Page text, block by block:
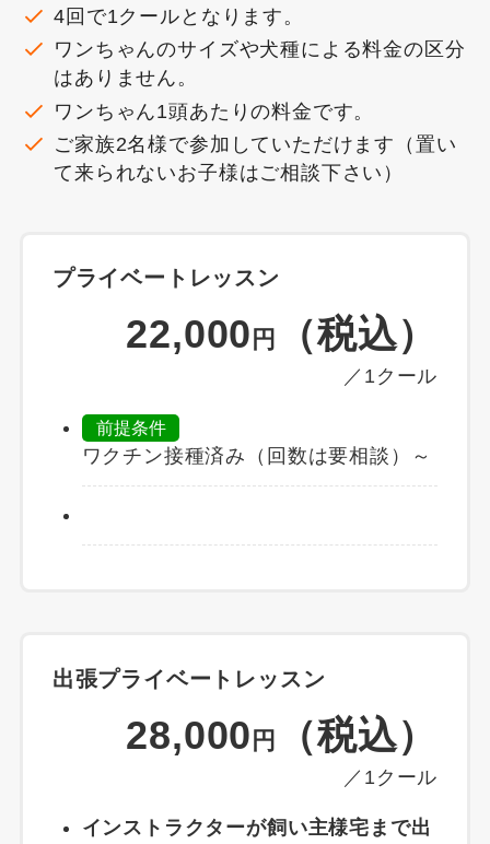
4回で1クールとなります。
ワンちゃんのサイズや犬種による料金の区分
はありません。
ワンちゃん1頭あたりの料金です。
ご家族2名様で参加していただけます（置い
て来られないお子様はご相談下さい）
プライベートレッスン
22,000 円 （税込）
／1クール
前提条件
ワクチン接種済み（回数は要相談）～
出張プライベートレッスン
28,000 円 （税込）
／1クール
インストラクターが飼い主様宅まで出